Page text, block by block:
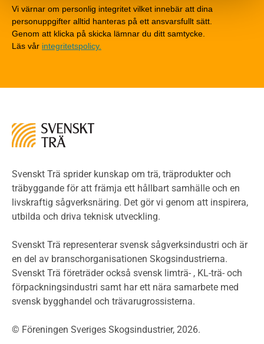
Detaljlösningar
Träytors brandegenskaper
Tekniska byten med sprinkler
Riskvärdering i flervåningsbostadshus
Miljöeffekter
LCA
Miljödeklarationer och märkning
Termer och förkortningar
Planering
Klimatkalkylator hallar
Projektering av trähus - generellt
Byggsystem
Fasadsystem i skivmaterial
Bullerskärmar och andra utomhuskonstruktioner
Byggnation och utförande
Vi värnar om personlig integritet vilket innebär att dina
personuppgifter alltid hanteras på ett ansvarsfullt sätt.
Genom att klicka på skicka lämnar du ditt samtycke.
Läs vår integritetspolicy.
Svenskt Trä sprider kunskap om trä, träprodukter och
träbyggande för att främja ett hållbart samhälle och en
livskraftig sågverksnäring. Det gör vi genom att inspirera,
utbilda och driva teknisk utveckling.
Svenskt Trä representerar svensk sågverksindustri och är
en del av branschorganisationen Skogsindustrierna.
Svenskt Trä företräder också svensk limträ- , KL-trä- och
förpackningsindustri samt har ett nära samarbete med
svensk bygghandel och trävarugrossisterna.
© Föreningen Sveriges Skogsindustrier, 2026.